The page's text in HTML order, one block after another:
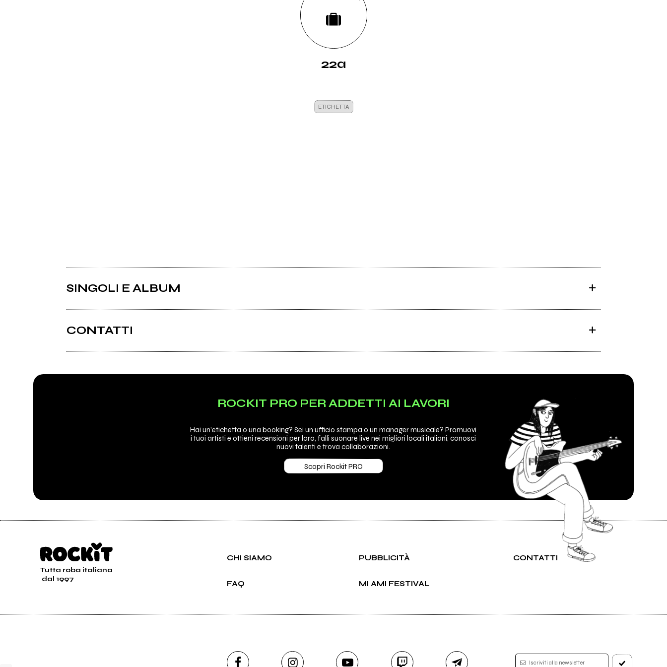
22a
ETICHETTA
SINGOLI E ALBUM
CONTATTI
ROCKIT PRO PER ADDETTI AI LAVORI
Hai un'etichetta o una booking? Sei un ufficio stampa o un manager musicale? Promuovi
i tuoi artisti e ottieni recensioni per loro, falli suonare live nei migliori locali italiani, conosci
nuovi talenti e trova collaborazioni.
Scopri Rockit PRO
Tutta roba italiana
dal 1997
CHI SIAMO PUBBLICITÀ CONTATTI
FAQ MI AMI FESTIVAL
Iscriviti alla newsletter